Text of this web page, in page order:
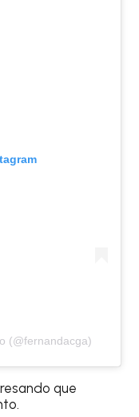
(@fernandacga)
que